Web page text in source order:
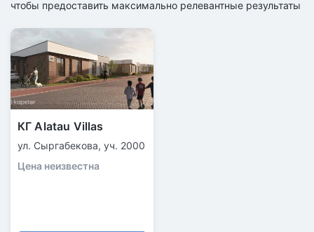
чтобы предоставить максимально релевантные результаты
КГ Alatau Villas
ул. Сыргабекова, уч. 2000
Цена неизвестна